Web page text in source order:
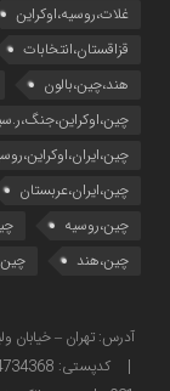
غلات،روسیه،اوکراین
قزاقستان،انتخابات
هند،چین،بالون
چین،ایران،عربستان
چین،روسیه
چین،هند